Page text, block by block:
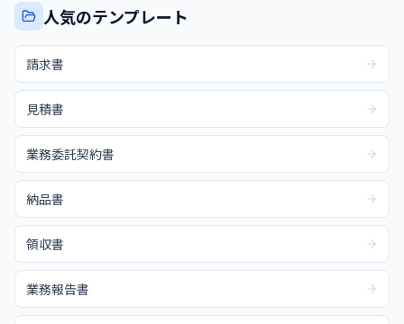
人気のテンプレート
請求書
見積書
業務委託契約書
納品書
領収書
業務報告書